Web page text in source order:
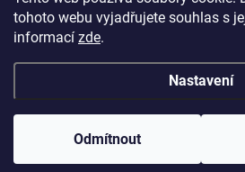
tohoto webu vyjadřujete souhlas s
informací zde.
Nastavení
Odmítnout
Informace o prodejně a osobním odběru
Copyright 2026Horák Tabák.